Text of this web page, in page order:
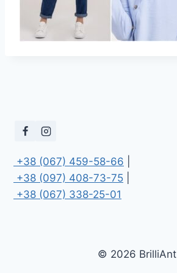
+38 (067) 459-58-66
+38 (097) 408-73-75
+38 (067) 338-25-01
© 2026 BrilliAnt